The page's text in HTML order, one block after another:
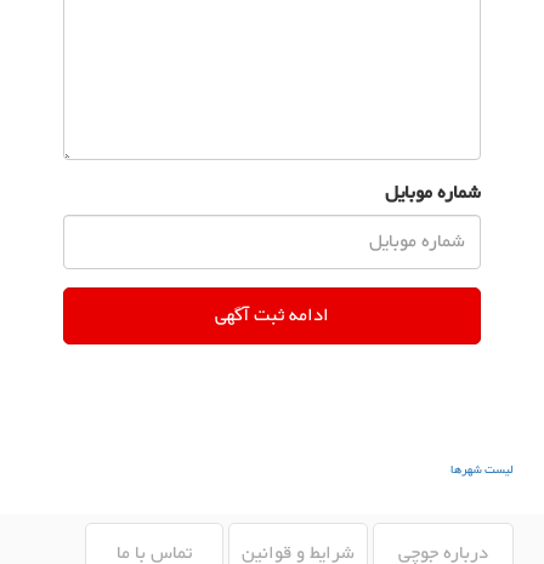
شماره موبایل
لیست شهرها
درباره جوچی شرایط و قوانین تماس با ما